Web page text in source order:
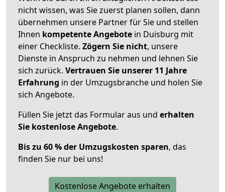
nicht wissen, was Sie zuerst planen sollen, dann
übernehmen unsere Partner für Sie und stellen
Ihnen kompetente Angebote in Duisburg mit
einer Checkliste. Zögern Sie nicht, unsere
Dienste in Anspruch zu nehmen und lehnen Sie
sich zurück. Vertrauen Sie unserer 11 Jahre
Erfahrung in der Umzugsbranche und holen Sie
sich Angebote.
Füllen Sie jetzt das Formular aus und erhalten
Sie kostenlose Angebote.
Bis zu 60 % der Umzugskosten sparen, das
finden Sie nur bei uns!
Kostenlose Angebote erhalten